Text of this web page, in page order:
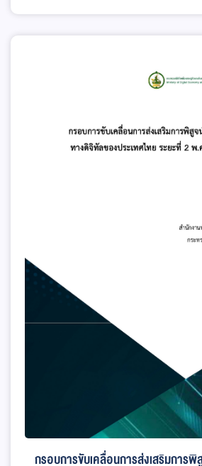
กรอบการขับเคลื่อนการส่งเสริมการ